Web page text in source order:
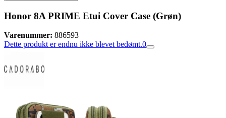
Honor 8A PRIME Etui Cover Case (Grøn)
Varenummer: 886593
Dette produkt er endnu ikke blevet bedømt.0